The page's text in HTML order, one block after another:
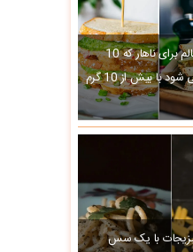
2 تا ساندویچ سالم برای ناهار که 10
دقیقه ای آماده می شود با بیش از 10 گرم
با یک سس